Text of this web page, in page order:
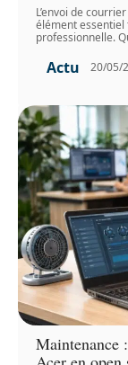
L’envoi de
élément
professionnelle.
Actu 20/05/
Maintenance